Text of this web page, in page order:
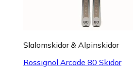
Slalomskidor & Alpinskidor
Rossignol Arcade 80 Skidor